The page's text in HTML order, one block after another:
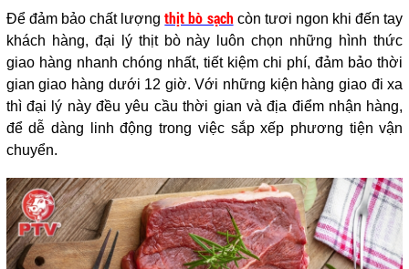
Để đảm bảo chất lượngthịt bò sạchcòn tươi ngon khi đến tay
khách hàng, đại lý thịt bò này luôn chọn những hình thức
giao hàng nhanh chóng nhất, tiết kiệm chi phí, đảm bảo thời
gian giao hàng dưới 12 giờ. Với những kiện hàng giao đi xa
thì đại lý này đều yêu cầu thời gian và địa điểm nhận hàng,
để dễ dàng linh động trong việc sắp xếp phương tiện vận
chuyển.